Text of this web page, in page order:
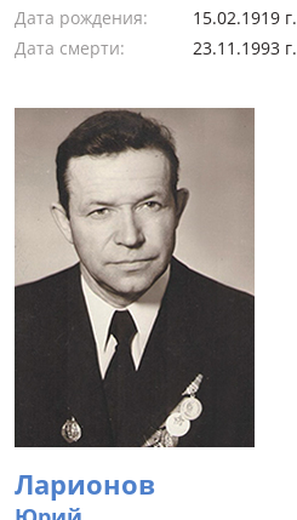
Дата рождения:
15.02.1919 г.
Дата смерти:
23.11.1993 г.
Ларионов